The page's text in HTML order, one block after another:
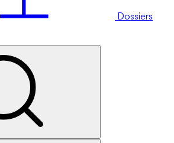
Dossiers